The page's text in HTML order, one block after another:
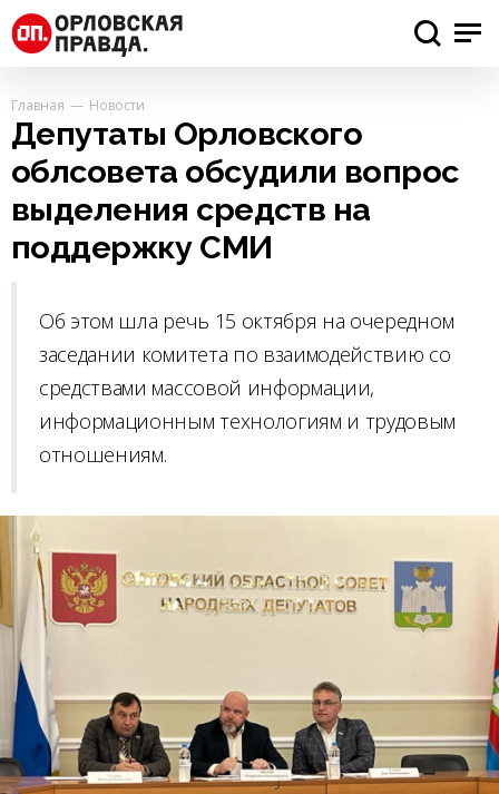
Главная Новости
Депутаты Орловского
облсовета обсудили вопрос
выделения средств на
поддержку СМИ
Об этом шла речь 15 октября на очередном
заседании комитета по взаимодействию со
средствами массовой информации,
информационным технологиям и трудовым
отношениям.